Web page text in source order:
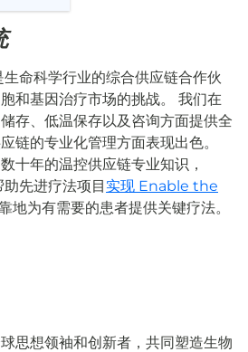
命科学行业的综合供应链合作伙
和基因治疗市场的挑战。 我们在
存、低温保存以及咨询方面提供全
链的专业化管理方面表现出色。
十年的温控供应链专业知识，
先进疗法项目 实现 Enable the
地为有需要的患者提供关键疗法。
思想领袖和创新者，共同塑造生物